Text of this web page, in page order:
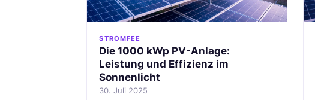
STROMFEE
Die 1000 kWp PV-Anlage:
Leistung und Effizienz im
Sonnenlicht
30. Juli 2025